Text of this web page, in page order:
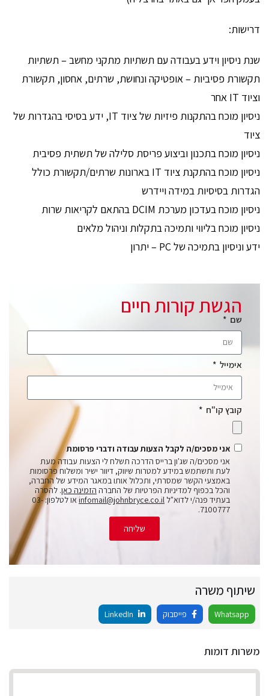
דרישות:
שנת ניסיון וידע בעבודה עם תשתיות מתקני מחשב – תשתיות
תקשורת פסיביות – אופטיקה ונחושת, שרתים, אחסון, תקשורת
וציוד IT אחר
ניסיון מוכח בהתקנות פיזיות של ציוד IT, ידע בסיסי בהגדרות של
ציוד
ניסיון מוכח בתכנון וביצוע פריסת סלילה של תשתית פסיבית
ניסיון מוכח בהתקנת ציוד IT בארונות שרתים/תקשורת כולל
הגדרות בסיסיות במידה ויידרש
ניסיון מוכח בעדכון מערכת DCIM בהתאם לקריאות שרות
ניסיון מוכח בליווי ותמיכה בתקלות וניהול מלאים
ידע וניסיון בתמיכה של PC – יתרון
הגשת קורות חיים
שם
אימייל
קובץ קו"ח
אני מסכים/ה לקבל הצעות עבודה ודברי פרסומת
אני מסכים/ה שג'ון ברייס הדרכה תשלח לי הצעות עבודה מעת
לעת ותשתמש במידע למטרות שיווק, דיוור ישיר ומשלוח פרסומות
באמצעי הקשר שמסרתי, ותכלול אותו במאגר המידע של החברה,
והכל בכפוף למדיניות הפרטיות של החברה הזמינה כאן. להסרה
בעתיד פנה/י לדוא"ל infomail@johnbryce.co.il
או לטלפון: 03-
7100777.
שליחה
שיתוף משרה
Whatsapp פייסבוק
משרות דומות